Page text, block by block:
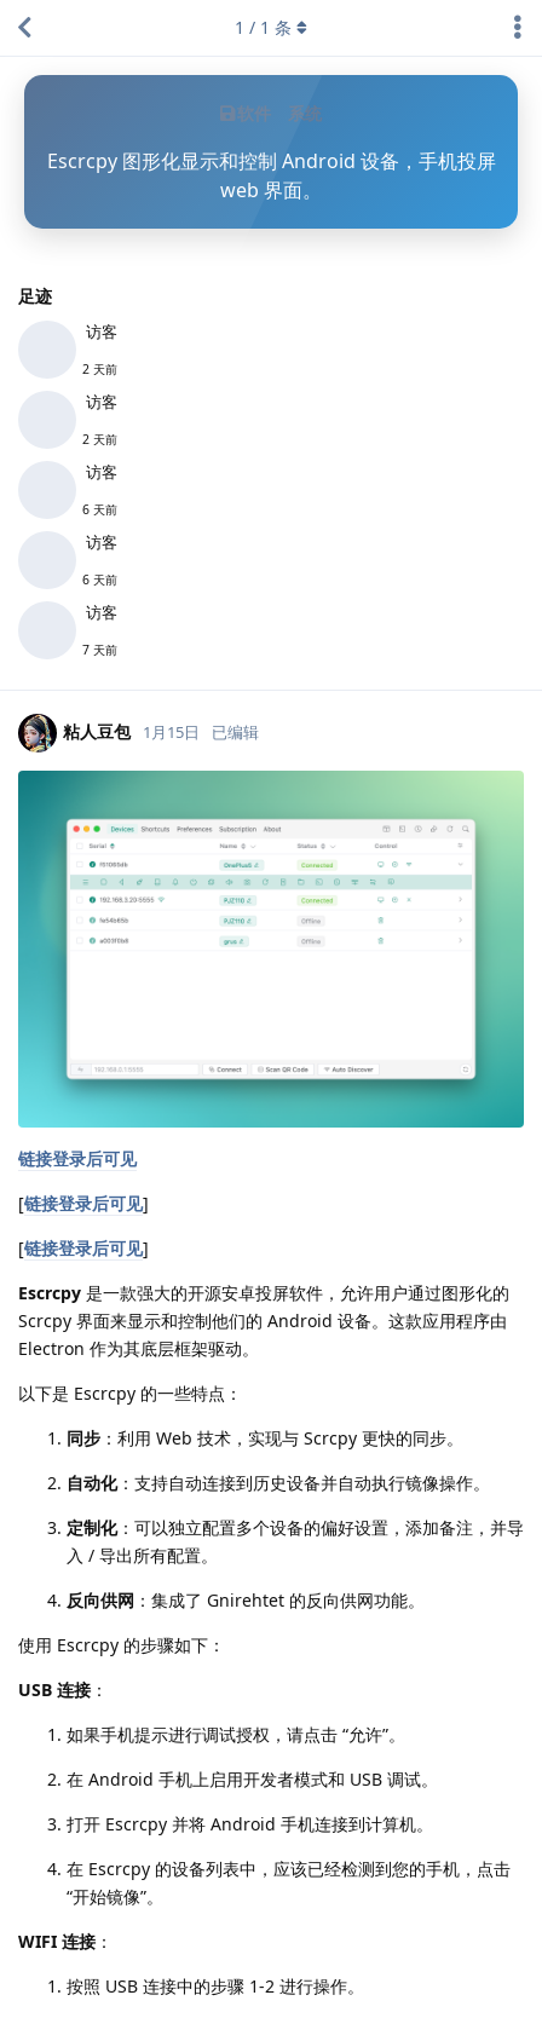
软件 系统
Escrcpy 图形化显示和控制 Android 设备，手机投屏
web 界面。
足迹
访客
2 天前
访客
2 天前
访客
6 天前
访客
6 天前
访客
7 天前
1 / 1 条
粘人豆包 1月15日 已编辑
链接登录后可见
[链接登录后可见]
[链接登录后可见]
Escrcpy 是一款强大的开源安卓投屏软件，允许用户通过图形化的
Scrcpy 界面来显示和控制他们的 Android 设备。这款应用程序由
Electron 作为其底层框架驱动。
以下是 Escrcpy 的一些特点：
同步 ：利用 Web 技术，实现与 Scrcpy 更快的同步。
自动化：支持自动连接到历史设备并自动执行镜像操作。
定制化：可以独立配置多个设备的偏好设置，添加备注，并导
入 / 导出所有配置。
反向供网 ：集成了 Gnirehtet 的反向供网功能。
使用 Escrcpy 的步骤如下：
USB 连接 ：
如果手机提示进行调试授权，请点击 “允许”。
在 Android 手机上启用开发者模式和 USB 调试。
打开 Escrcpy 并将 Android 手机连接到计算机。
在 Escrcpy 的设备列表中，应该已经检测到您的手机，点击
“开始镜像”。
WIFI 连接 ：
按照 USB 连接中的步骤 1-2 进行操作。